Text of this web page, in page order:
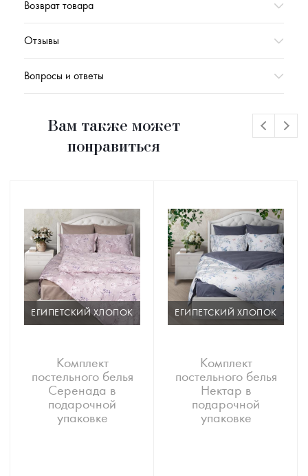
Возврат товара
Отзывы
Вопросы и ответы
Вам также может
понравиться
ЕГИПЕТСКИЙ ХЛОПОК
Комплект
постельного белья
Серенада в
подарочной
упаковке
ЕГИПЕТСКИЙ ХЛОПОК
Комплект
постельного белья
Нектар в
подарочной
упаковке